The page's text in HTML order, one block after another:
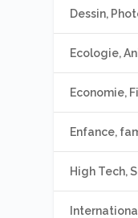
Dessin,
Ecologie,
Economie,
Enfance,
High Tech,